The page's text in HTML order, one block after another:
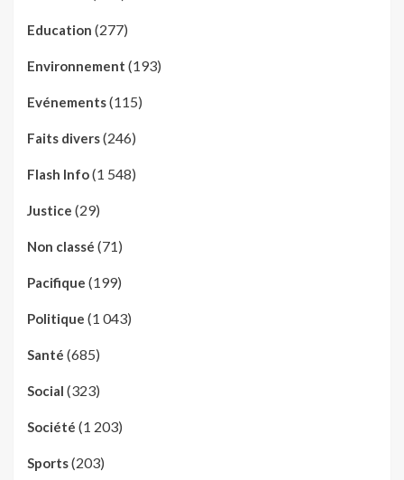
Education (277)
Environnement (193)
Evénements(115)
Faits divers(246)
Flash Info(1 548)
Justice (29)
Non classé (71)
Pacifique (199)
Politique (1 043)
Santé (685)
Social (323)
Société (1 203)
Sports(203)